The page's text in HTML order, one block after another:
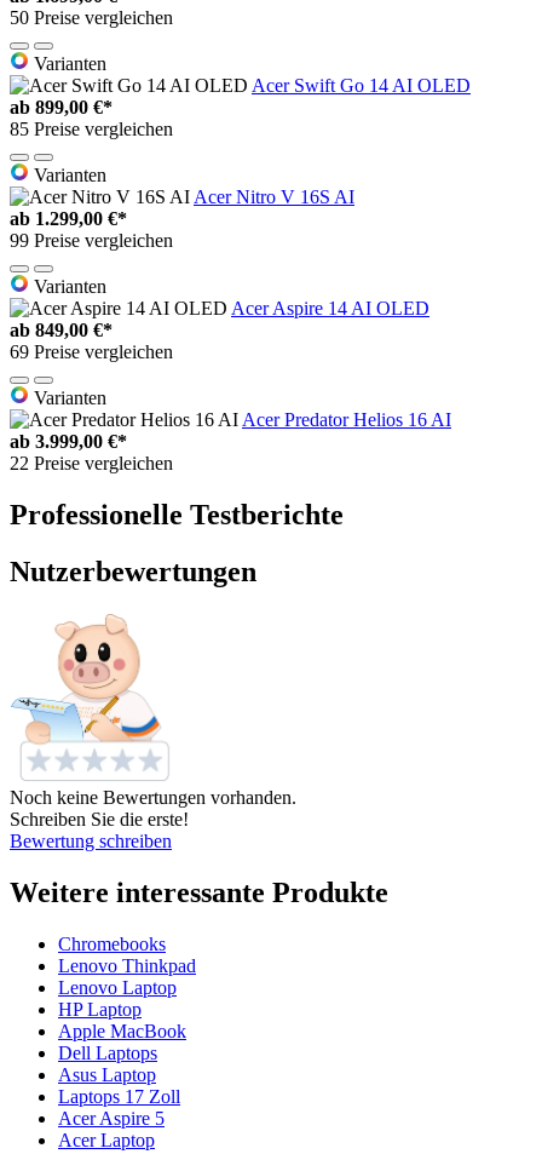
50 Preise vergleichen
Varianten
Acer Swift Go 14 AI OLED
ab 899,00 €*
85 Preise vergleichen
Varianten
Acer Nitro V 16S AI
ab 1.299,00 €*
99 Preise vergleichen
Varianten
Acer Aspire 14 AI OLED
ab 849,00 €*
69 Preise vergleichen
Varianten
Acer Predator Helios 16 AI
ab 3.999,00 €*
22 Preise vergleichen
Professionelle Testberichte
Nutzerbewertungen
Noch keine Bewertungen vorhanden.
Schreiben Sie die erste!
Bewertung schreiben
Weitere interessante Produkte
Chromebooks
Lenovo Thinkpad
Lenovo Laptop
HP Laptop
Apple MacBook
Dell Laptops
Asus Laptop
Laptops 17 Zoll
Acer Aspire 5
Acer Laptop